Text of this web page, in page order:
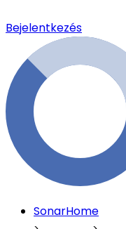
Bejelentkezés
SonarHome